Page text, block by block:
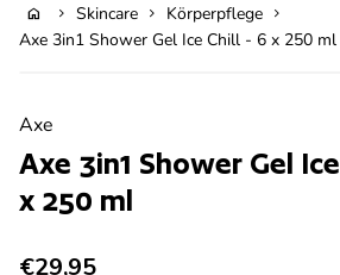
Ausverkauft
home chevron_right Skincare chevron_right Körperpflege chevron_right
Axe 3in1 Shower Gel Ice Chill - 6 x 250 ml
Axe
Axe 3in1 Shower Gel
x 250 ml
Regulärer Preis
€29,95